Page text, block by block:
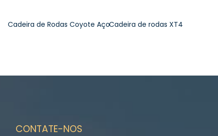
Cadeira de Rodas Coyote AçoCadeira de rodas XT4
CONTATE-NOS